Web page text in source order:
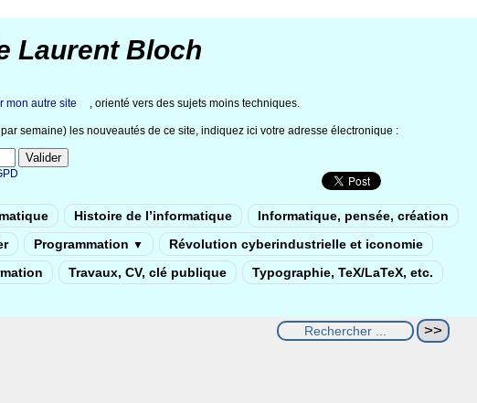
Laurent Bloch
mon autre site , orienté vers des sujets moins techniques.
semaine) les nouveautés de ce site, indiquez ici votre adresse électronique :
Histoire de l’informatique
Informatique, pensée, création
Programmation ▼
Révolution cyberindustrielle et iconomie
Travaux, CV, clé publique
Typographie, TeX/LaTeX, etc.